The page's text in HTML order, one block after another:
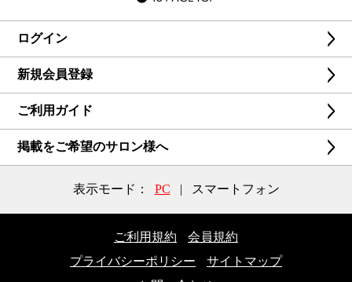
ログイン
新規会員登録
ご利用ガイド
掲載をご希望のサロン様へ
表示モード： PC | スマートフォン
ご利用規約
会員規約
プライバシーポリシー
サイトマップ